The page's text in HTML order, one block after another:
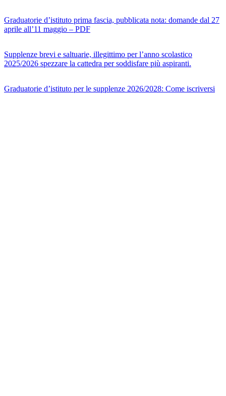
Graduatorie d’istituto prima fascia, pubblicata nota: domande dal 27
aprile all’11 maggio – PDF
Supplenze brevi e saltuarie, illegittimo per l’anno scolastico
2025/2026 spezzare la cattedra per soddisfare più aspiranti.
Graduatorie d’istituto per le supplenze 2026/2028: Come iscriversi